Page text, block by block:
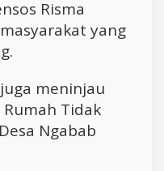
Risma
yang
meninjau
Tidak
Ngabab